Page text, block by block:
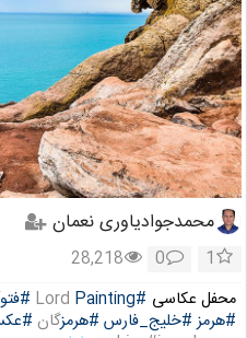
محمدجوادیاوری نعمان
1
0
28,218
محفل عکاسی #Painting
#هرمز #خلیج_فارس #هرمزگان